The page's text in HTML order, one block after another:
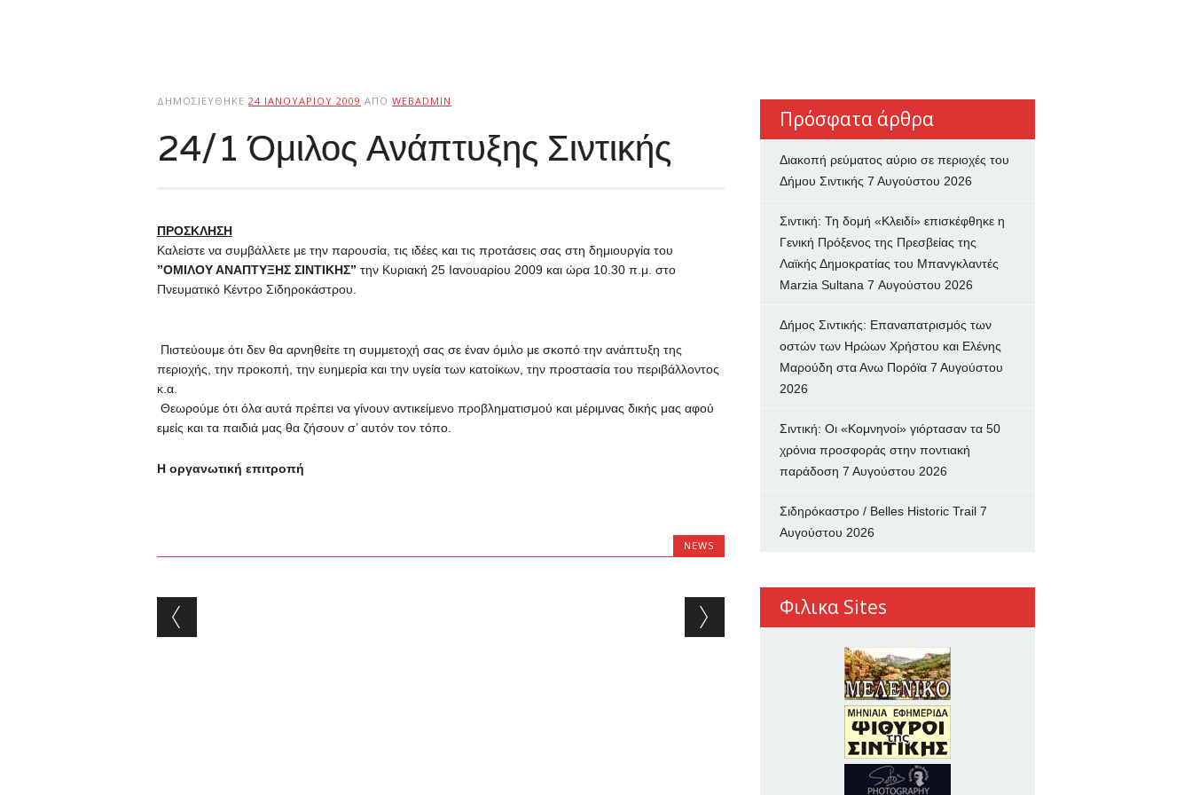
ΔΗΜΟΣΙΕΎΘΗΚΕ 24 ΙΑΝΟΥΑΡΊΟΥ 2009 ΑΠΌ WEBADMIN
24/1 Όμιλος Ανάπτυξης Σιντικής
ΠΡΟΣΚΛΗΣΗ
Καλείστε να συμβάλλετε με την παρουσία, τις ιδέες και τις προτάσεις σας στη δημιουργία του
”ΟΜΙΛΟΥ ΑΝΑΠΤΥΞΗΣ ΣΙΝΤΙΚΗΣ” την Κυριακή 25 Ιανουαρίου 2009 και ώρα 10.30 π.μ. στο
Πνευματικό Κέντρο Σιδηροκάστρου.
Πιστεύουμε ότι δεν θα αρνηθείτε τη συμμετοχή σας σε έναν όμιλο με σκοπό την ανάπτυξη της
περιοχής, την προκοπή, την ευημερία και την υγεία των κατοίκων, την προστασία του περιβάλλοντος
κ.α.
Θεωρούμε ότι όλα αυτά πρέπει να γίνουν αντικείμενο προβληματισμού και μέριμνας δικής μας αφού
εμείς και τα παιδιά μας θα ζήσουν σ’ αυτόν τον τόπο.
Η οργανωτική επιτροπή
NEWS
Post navigation
Πρόσφατα άρθρα
Διακοπή ρεύματος αύριο σε περιοχές του
Δήμου Σιντικής 7 Αυγούστου 2026
Σιντική: Τη δομή «Κλειδί» επισκέφθηκε η
Γενική Πρόξενος της Πρεσβείας της
Λαϊκής Δημοκρατίας του Μπανγκλαντές
Marzia Sultana 7 Αυγούστου 2026
Δήμος Σιντικής: Επαναπατρισμός των
oστών των Ηρώων Χρήστου και Ελένης
Μαρούδη στα Ανω Πορόϊα 7 Αυγούστου
2026
Σιντική: Οι «Κομνηνοί» γιόρτασαν τα 50
χρόνια προσφοράς στην ποντιακή
παράδοση 7 Αυγούστου 2026
Σιδηρόκαστρο / Belles Historic Trail 7
Αυγούστου 2026
Φιλικα Sites